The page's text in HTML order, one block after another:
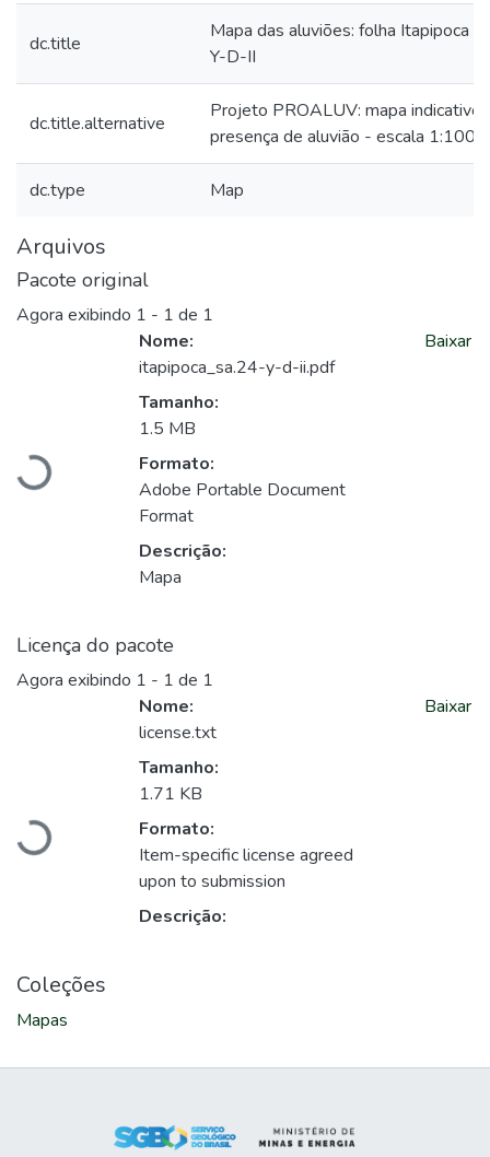
dc.title
Mapa das aluviões: folha Itapipoca
Y-D-II
dc.title.alternative
Projeto PROALUV: mapa indicativo
presença de aluvião - escala
dc.type Map
Arquivos
Pacote original
Agora exibindo 1 - 1 de 1
Carregando...
Nome:
itapipoca_sa.24-y-d-ii.pdf
Tamanho:
1.5 MB
Formato:
Adobe Portable Document
Format
Descrição:
Mapa
Baixar
Licença do pacote
Agora exibindo 1 - 1 de 1
Carregando...
Nome:
license.txt
Tamanho:
1.71 KB
Formato:
Item-specific license agreed
upon to submission
Descrição:
Baixar
Coleções
Mapas